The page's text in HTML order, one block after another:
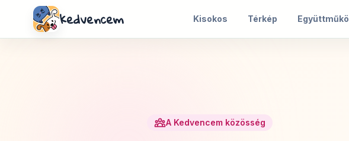
kedvencem Kisokos Térkép
A Kedvencem közösség